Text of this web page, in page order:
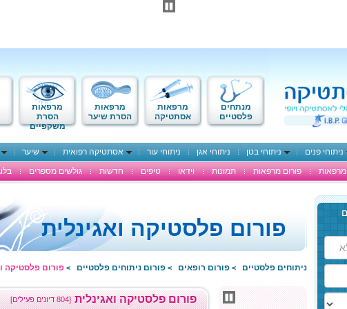
מנתחים
פלסטיים
מרפאות
אסתטיקה
מרפאות
הסרת שיער
מרפאות
הסרת
משקפיים
ניתוחי פנים ניתוחי בטן ניתוחי אגן ניתוחי עור אסתטיקה רפואית שיער
מרפאות פורום מרפאות תמונות וידאו טיפים חדשות גולשים מספרים
פורום פלסטיקה ואגינלית
ניתוחים פלסטיים > פורום רופאים > פורום ניתוחים פלסטיים > פורום פלסטיקה
[804 דיונים פעילים] פורום פלסטיקה ואגינלית